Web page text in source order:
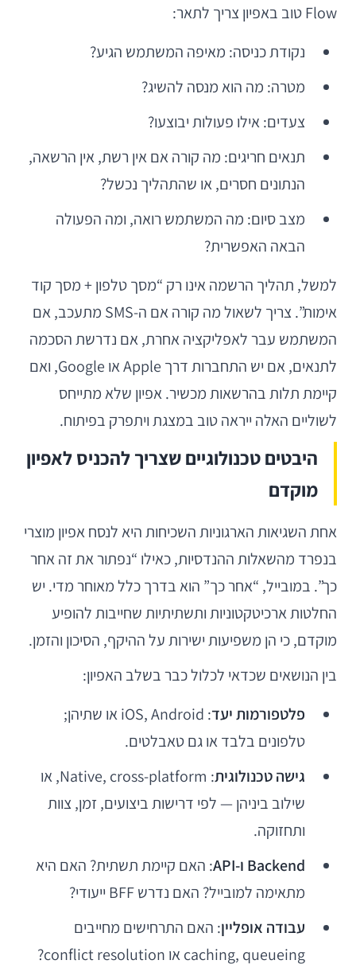
Flow טוב באפיון צריך לתאר:
נקודת כניסה: מאיפה המשתמש הגיע?
מטרה: מה הוא מנסה להשיג?
צעדים: אילו פעולות יבוצעו?
תנאים חריגים: מה קורה אם אין רשת, אין הרשאה,
הנתונים חסרים, או שהתהליך נכשל?
מצב סיום: מה המשתמש רואה, ומה הפעולה
הבאה האפשרית?
למשל, תהליך הרשמה אינו רק “מסך טלפון + מסך קוד
אימות”. צריך לשאול מה קורה אם ה-SMS מתעכב, אם
המשתמש עבר לאפליקציה אחרת, אם נדרשת הסכמה
לתנאים, אם יש התחברות דרך Apple או Google, ואם
קיימת תלות בהרשאות מכשיר. אפיון שלא מתייחס
לשוליים האלה ייראה טוב במצגת ויתפרק בפיתוח.
היבטים טכנולוגיים שצריך להכניס לאפיון
מוקדם
אחת השגיאות הארגוניות השכיחות היא לנסח אפיון מוצרי
בנפרד מהשאלות ההנדסיות, כאילו “נפתור את זה אחר
כך”. במובייל, “אחר כך” הוא בדרך כלל מאוחר מדי. יש
החלטות ארכיטקטוניות ותשתיתיות שחייבות להופיע
מוקדם, כי הן משפיעות ישירות על ההיקף, הסיכון והזמן.
בין הנושאים שכדאי לכלול כבר בשלב האפיון:
פלטפורמות יעד
: iOS, Android או שתיהן;
טלפונים בלבד או גם טאבלטים.
גישה טכנולוגית
: Native, cross-platform, או
שילוב ביניהן — לפי דרישות ביצועים, זמן, צוות
ותחזוקה.
Backend ו-API
: האם קיימת תשתית? האם היא
מתאימה למובייל? האם נדרש BFF ייעודי?
עבודה אופליין: האם התרחישים מחייבים
caching, queueing או conflict resolution?